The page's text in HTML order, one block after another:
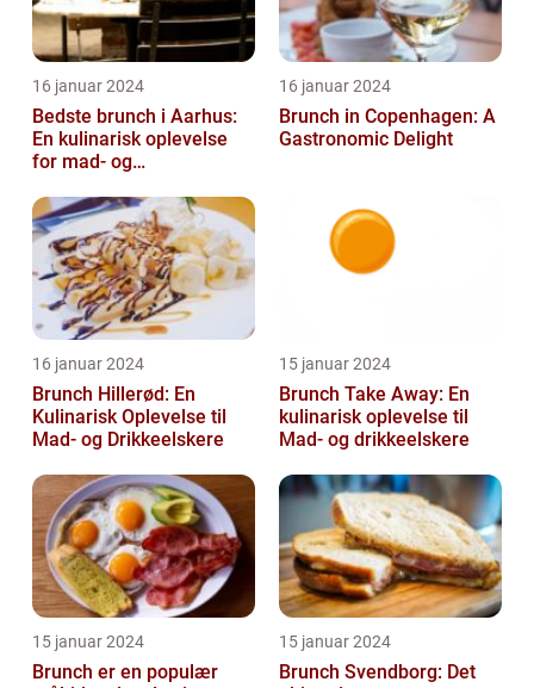
16 januar 2024
Bedste brunch i Aarhus:
En kulinarisk oplevelse
for mad- og
16 januar 2024
Brunch in Copenhagen: A
Gastronomic Delight
16 januar 2024
Brunch Hillerød: En
Kulinarisk Oplevelse til
Mad- og Drikkeelskere
15 januar 2024
Brunch Take Away: En
kulinarisk oplevelse til
Mad- og drikkeelskere
15 januar 2024
Brunch er en populær
15 januar 2024
Brunch Svendborg: Det